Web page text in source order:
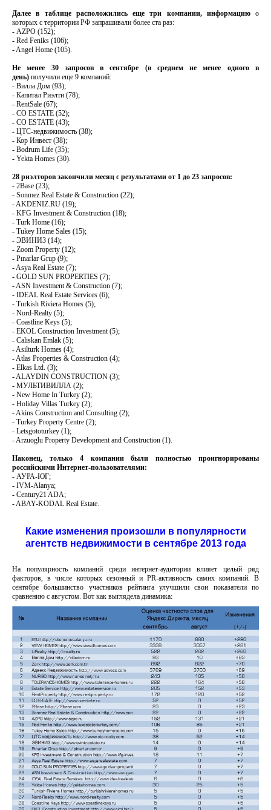
Далее в таблице расположились еще три компании, информациюо
которых с территории РФ запрашивали более ста раз:
- AZPO (152);
- Red Feniks (106);
- Angel Home (105).
Не менее 30 запросов в сентябре (в среднем не менее одного в
день) получили еще 9 компаний:
- Вилла Дом (93);
- Капитал Риэлти (78);
- RentSale (67);
- CO ESTATE (52);
- CO ESTATE (43);
- ЦТС-недвижимость (38);
- Кор Инвест (38);
- Bodrum Life (35);
- Yekta Homes (30).
28 риэлторов закончили месяц с результатами от 1 до 23 запросов:
- 2Base (23);
- Sonmez Real Estate & Construction (22);
- AKDENIZ.RU (19);
- KFG Investment & Construction (18);
- Turk Home (16);
- Tukey Home Sales (15);
- ЭВИНИЗ (14);
- Zoom Property (12);
- Pınarlar Grup (9);
- Asya Real Estate (7);
- GOLD SUN PROPERTIES (7);
- ASN Investment & Construction (7);
- IDEAL Real Estate Services (6);
- Turkish Riviera Homes (5);
- Nord-Realty (5);
- Coastline Keys (5);
- EKOL Construction Investment (5);
- Caliskan Emlak (5);
- Asilturk Homes (4);
- Atlas Properties & Construction (4);
- Elkas Ltd. (3);
- ALAYDIN CONSTRUCTION (3);
- МУЛЬТИВИЛЛА (2);
- New Home In Turkey (2);
- Holiday Villas Turkey (2);
- Akins Construction and Consulting (2);
- Turkey Property Centre (2);
- Letsgototurkey (1);
- Arzuoglu Property Development and Construction (1).
Наконец, только 4 компании были полностью проигнорированы
российскими Интернет-пользователями:
- АУРА-ЮГ;
- IVM-Аlanya;
- Century21 ADA;
- ABAY-KODAL Real Estate.
Какие изменения произошли в популярности
агентств недвижимости в сентябре 2013 года
На популярность компаний среди интернет-аудитории влияет целый ряд
факторов, в числе которых сезонный и PR-активность самих компаний. В
сентябре большинство участников рейтинга улучшили свои показатели по
сравнению с августом. Вот как выглядела динамика: